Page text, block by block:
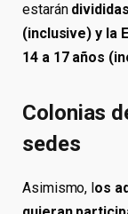
estarán
(inclusive) y la
14 a 17 años
Colonias
sedes
Asimismo, l os